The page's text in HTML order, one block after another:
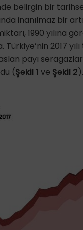
belirgin bir
inanılmaz bir
1990 yılına
2017
payı
(Şekil 1 ve Şekil 2).